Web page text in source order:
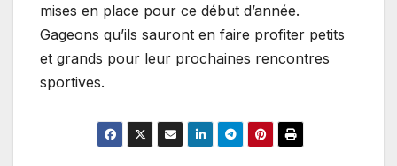
mises en place pour ce début d’année.
Gageons qu’ils sauront en faire profiter petits
et grands pour leur prochaines rencontres
sportives.